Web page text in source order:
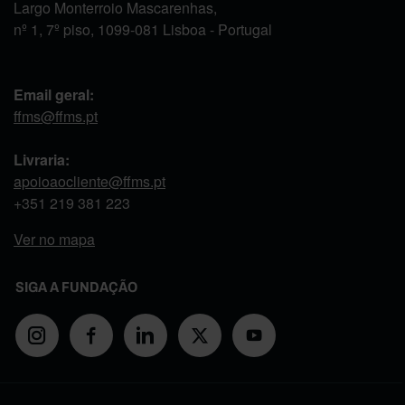
Largo Monterroio Mascarenhas,
nº 1, 7º piso, 1099-081 Lisboa - Portugal
Email geral:
ffms@ffms.pt
Livraria:
apoioaocliente@ffms.pt
+351 219 381 223
Ver no mapa
SIGA A FUNDAÇÃO